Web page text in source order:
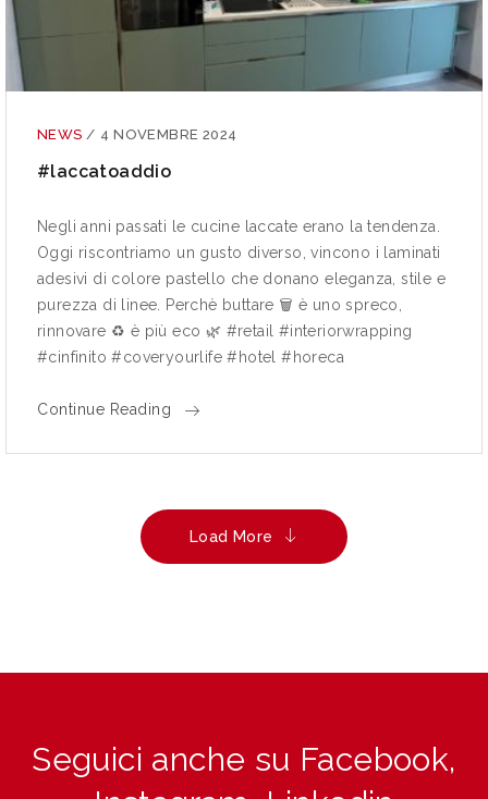
NEWS / 4 NOVEMBRE 2024
#laccatoaddio
Negli anni passati le cucine laccate erano la tendenza.
Oggi riscontriamo un gusto diverso, vincono i laminati
adesivi di colore pastello che donano eleganza, stile e
purezza di linee. Perchè buttare 🗑 è uno spreco,
rinnovare ♻ è più eco 🌿 #retail #interiorwrapping
#cinfinito #coveryourlife #hotel #horeca
Continue Reading
Load More
Seguici anche su Facebook,